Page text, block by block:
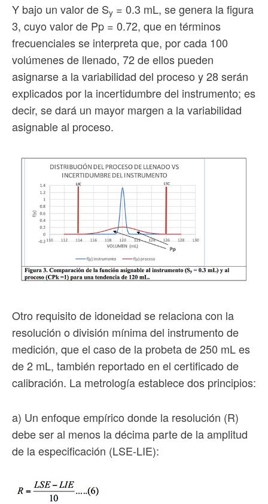
Y bajo un valor de Sy = 0.3 mL, se genera la figura
3, cuyo valor de Pp = 0.72, que en términos
frecuenciales se interpreta que, por cada 100
volúmenes de llenado, 72 de ellos pueden
asignarse a la variabilidad del proceso y 28 serán
explicados por la incertidumbre del instrumento; es
decir, se dará un mayor margen a la variabilidad
asignable al proceso.
Otro requisito de idoneidad se relaciona con la
resolución o división mínima del instrumento de
medición, que el caso de la probeta de 250 mL es
de 2 mL, también reportado en el certificado de
calibración. La metrología establece dos principios:
a) Un enfoque empírico donde la resolución (R)
debe ser al menos la décima parte de la amplitud
de la especificación (LSE-LIE):